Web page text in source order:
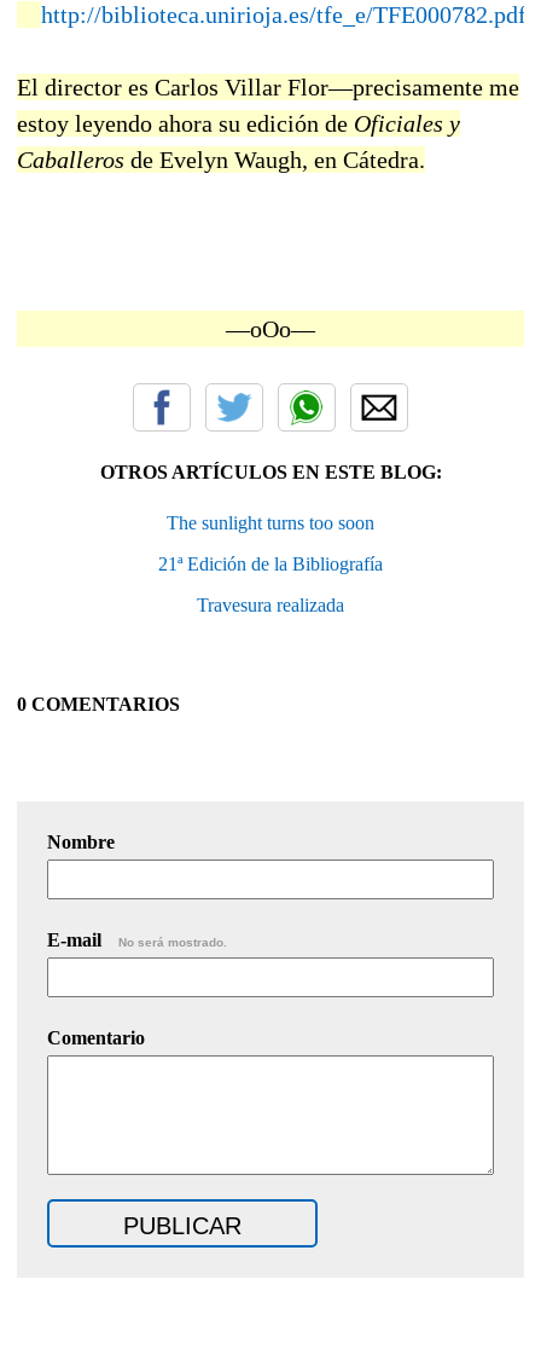
http://biblioteca.unirioja.es/tfe_e/TFE000782.pdf
El director es Carlos Villar Flor—precisamente me
estoy leyendo ahora su edición de Oficiales y
Caballeros de Evelyn Waugh, en Cátedra.
—oOo—
OTROS ARTÍCULOS EN ESTE BLOG:
The sunlight turns too soon
21ª Edición de la Bibliografía
Travesura realizada
0 COMENTARIOS
Nombre
E-mail No será mostrado.
Comentario